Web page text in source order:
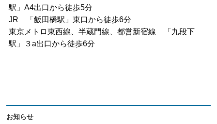
駅」A4出口から徒歩5分
JR 「飯田橋駅」東口から徒歩6分
東京メトロ東西線、半蔵門線、都営新宿線 「九段下
駅」３a出口から徒歩6分
お知らせ